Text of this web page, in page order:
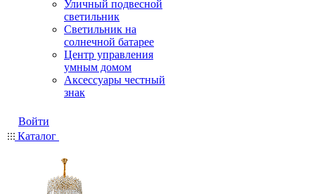
Уличный подвесной
светильник
Светильник на
солнечной батарее
Центр управления
умным домом
Аксессуары честный
знак
Войти
Каталог